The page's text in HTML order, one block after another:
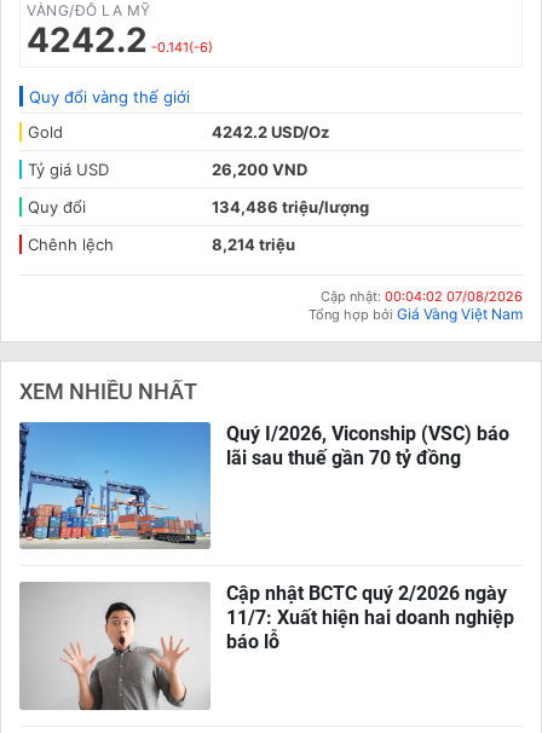
VÀNG/ĐÔ LA MỸ
4242.2 -0.141(-6)
Quy đổi vàng thế giới
Gold
4242.2 USD/Oz
Tỷ giá USD
26,200 VND
Quy đổi
134,486 triệu/lượng
Chênh lệch
8,214 triệu
Cập nhật: 00:04:02 07/08/2026
Tổng hợp bởi Giá Vàng Việt Nam
XEM NHIỀU NHẤT
Quý I/2026, Viconship (VSC) báo
lãi sau thuế gần 70 tỷ đồng
Cập nhật BCTC quý 2/2026 ngày
11/7: Xuất hiện hai doanh nghiệp
báo lỗ